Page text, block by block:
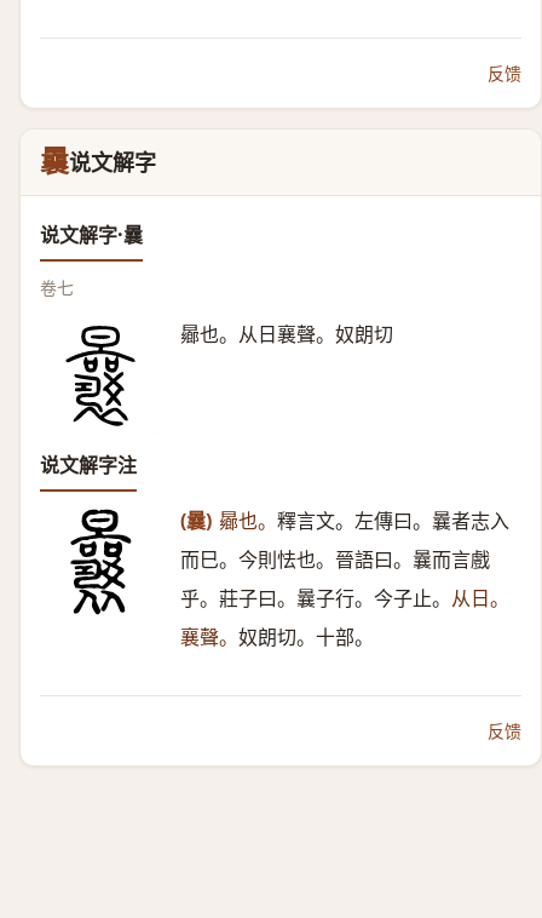
反馈
曩说文解字
说文解字·曩
卷七
曏也。从日襄聲。奴朗切
说文解字注
(曩) 曏也。 釋言文。左傳曰。曩者志入
而巳。今則怯也。晉語曰。曩而言戲
乎。莊子曰。曩子行。今子止。 从日。
襄聲。 奴朗切。十部。
反馈